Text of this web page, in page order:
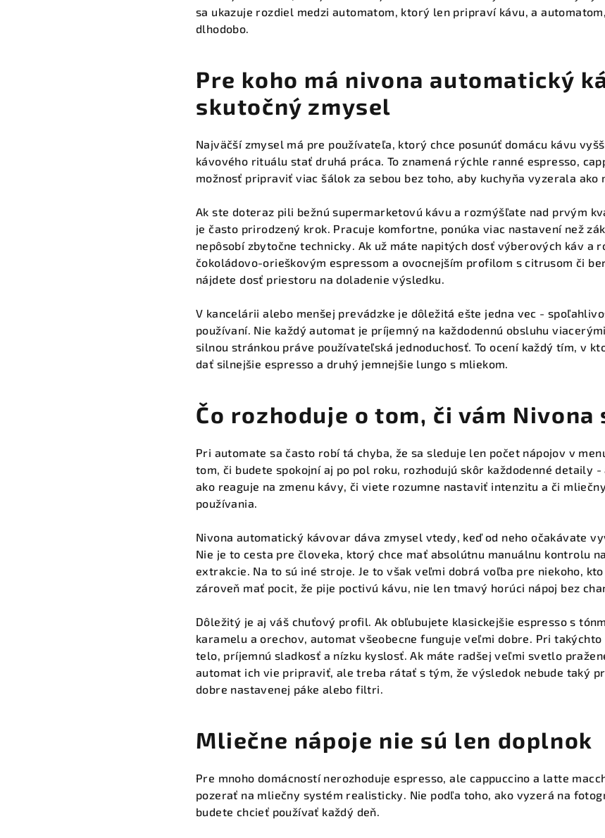
sa ukazuje rozdiel medzi automatom, ktorý len pripraví kávu, a
dlhodobo.
Pre koho má nivona automatický
skutočný zmysel
Najväčší zmysel má pre používateľa, ktorý chce posunúť domácu kávu
kávového rituálu stať druhá práca. To znamená rýchle ranné espresso,
možnosť pripraviť viac šálok za sebou bez toho, aby kuchyňa vyzerala ako
Ak ste doteraz pili bežnú supermarketovú kávu a rozmýšľate nad prvým
je často prirodzený krok. Pracuje komfortne, ponúka viac nastavení než
nepôsobí zbytočne technicky. Ak už máte napitých dosť výberových káv a
čokoládovo-orieškovým espressom a ovocnejším profilom s citrusom či
nájdete dosť priestoru na doladenie výsledku.
V kancelárii alebo menšej prevádzke je dôležitá ešte jedna vec -
používaní. Nie každý automat je príjemný na každodennú obsluhu
silnou stránkou práve používateľská jednoduchosť. To ocení každý tím, v
dať silnejšie espresso a druhý jemnejšie lungo s mliekom.
Čo rozhoduje o tom, či vám Nivona
Pri automate sa často robí tá chyba, že sa sleduje len počet nápojov v
tom, či budete spokojní aj po pol roku, rozhodujú skôr každodenné detaily
ako reaguje na zmenu kávy, či viete rozumne nastaviť intenzitu a či
používania.
Nivona automatický kávovar dáva zmysel vtedy, keď od neho očakávate
Nie je to cesta pre človeka, ktorý chce mať absolútnu manuálnu kontrolu
extrakcie. Na to sú iné stroje. Je to však veľmi dobrá voľba pre niekoho,
zároveň mať pocit, že pije poctivú kávu, nie len tmavý horúci nápoj bez
Dôležitý je aj váš chuťový profil. Ak obľubujete klasickejšie espresso s
karamelu a orechov, automat všeobecne funguje veľmi dobre. Pri
telo, príjemnú sladkosť a nízku kyslosť. Ak máte radšej veľmi svetlo
automat ich vie pripraviť, ale treba rátať s tým, že výsledok nebude taký
dobre nastavenej páke alebo filtri.
Mliečne nápoje nie sú len doplnok
Pre mnoho domácností nerozhoduje espresso, ale cappuccino a latte
pozerať na mliečny systém realisticky. Nie podľa toho, ako vyzerá na
budete chcieť používať každý deň.